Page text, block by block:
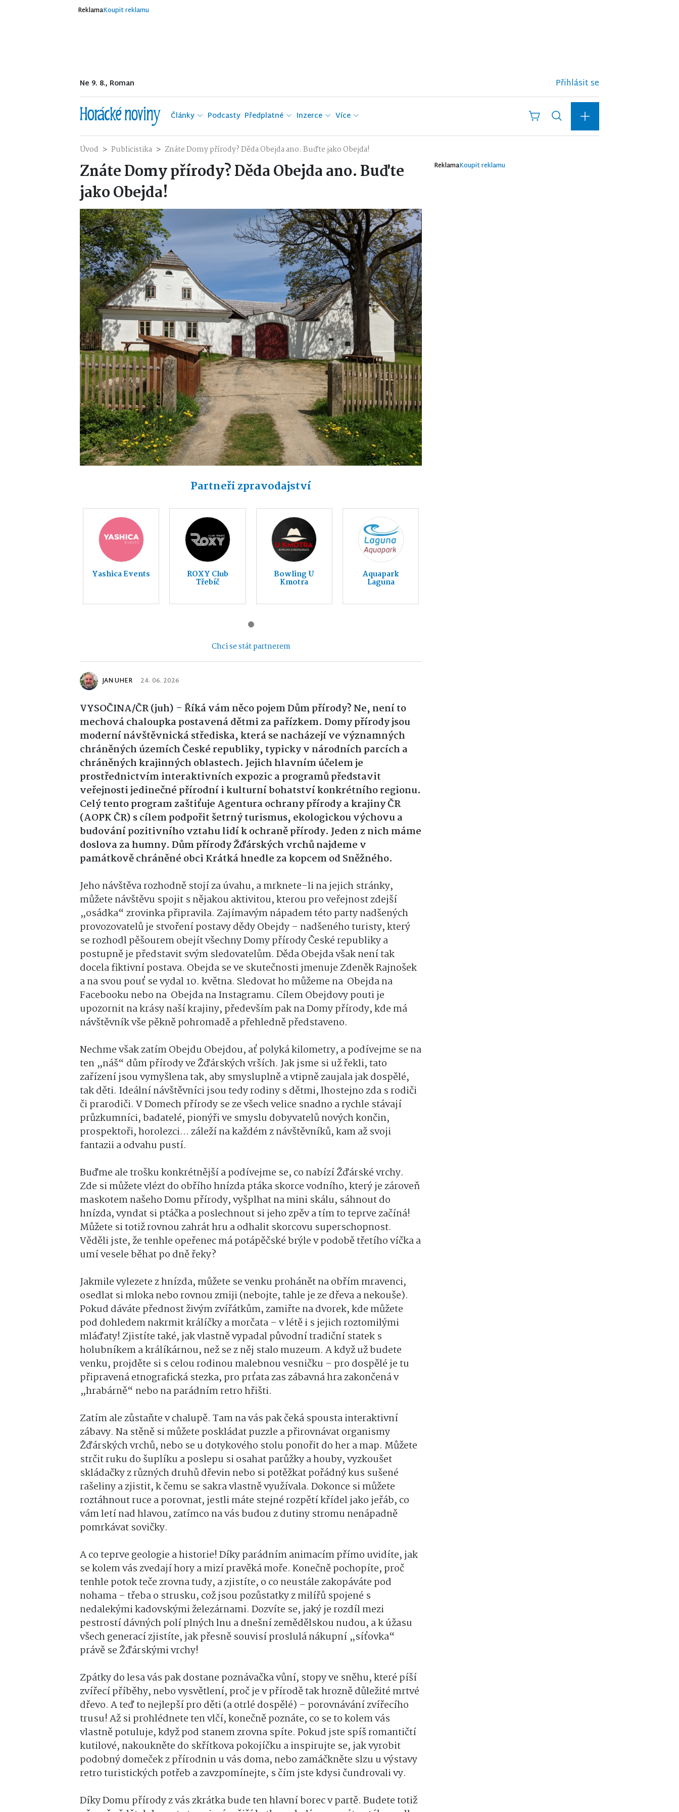
ReklamaKoupit reklamu
Ne 9. 8., Roman Přihlásit se
Články Podcasty Předplatné Inzerce Více
Úvod Publicistika Znáte Domy přírody? Děda Obejda ano. Buďte jako Obejda!
Znáte Domy přírody? Děda Obejda ano. Buďte
jako Obejda!
Partneři zpravodajství
Yashica Events ROXY Club
Třebíč
Bowling U
Kmotra
Aquapark
Laguna
Chci se stát partnerem
JAN UHER 24. 06. 2026
VYSOČINA/ČR (juh) – Říká vám něco pojem Dům přírody? Ne, není to
mechová chaloupka postavená dětmi za pařízkem. Domy přírody jsou
moderní návštěvnická střediska, která se nacházejí ve významných
chráněných územích České republiky, typicky v národních parcích a
chráněných krajinných oblastech. Jejich hlavním účelem je
prostřednictvím interaktivních expozic a programů představit
veřejnosti jedinečné přírodní i kulturní bohatství konkrétního regionu.
Celý tento program zaštiťuje Agentura ochrany přírody a krajiny ČR
(AOPK ČR) s cílem podpořit šetrný turismus, ekologickou výchovu a
budování pozitivního vztahu lidí k ochraně přírody. Jeden z nich máme
doslova za humny. Dům přírody Žďárských vrchů najdeme v
památkově chráněné obci Krátká hnedle za kopcem od Sněžného.
Jeho návštěva rozhodně stojí za úvahu, a mrknete-li na jejich stránky,
můžete návštěvu spojit s nějakou aktivitou, kterou pro veřejnost zdejší
„osádka“ zrovinka připravila. Zajímavým nápadem této party nadšených
provozovatelů je stvoření postavy dědy Obejdy – nadšeného turisty, který
se rozhodl pěšourem obejít všechny Domy přírody České republiky a
postupně je představit svým sledovatelům. Děda Obejda však není tak
docela fiktivní postava. Obejda se ve skutečnosti jmenuje Zdeněk Rajnošek
a na svou pouť se vydal 10. května. Sledovat ho můžeme na Obejda na
Facebooku nebo na Obejda na Instagramu. Cílem Obejdovy pouti je
upozornit na krásy naší krajiny, především pak na Domy přírody, kde má
návštěvník vše pěkně pohromadě a přehledně představeno.
Nechme však zatím Obejdu Obejdou, ať polyká kilometry, a podívejme se na
ten „náš“ dům přírody ve Žďárských vrších. Jak jsme si už řekli, tato
zařízení jsou vymyšlena tak, aby smysluplně a vtipně zaujala jak dospělé,
tak děti. Ideální návštěvníci jsou tedy rodiny s dětmi, lhostejno zda s rodiči
či prarodiči. V Domech přírody se ze všech velice snadno a rychle stávají
průzkumníci, badatelé, pionýři ve smyslu dobyvatelů nových končin,
prospektoři, horolezci… záleží na každém z návštěvníků, kam až svoji
fantazii a odvahu pustí.
Buďme ale trošku konkrétnější a podívejme se, co nabízí Žďárské vrchy.
Zde si můžete vlézt do obřího hnízda ptáka skorce vodního, který je zároveň
maskotem našeho Domu přírody, vyšplhat na mini skálu, sáhnout do
hnízda, vyndat si ptáčka a poslechnout si jeho zpěv a tím to teprve začíná!
Můžete si totiž rovnou zahrát hru a odhalit skorcovu superschopnost.
Věděli jste, že tenhle opeřenec má potápěčské brýle v podobě třetího víčka a
umí vesele běhat po dně řeky?
Jakmile vylezete z hnízda, můžete se venku prohánět na obřím mravenci,
osedlat si mloka nebo rovnou zmiji (nebojte, tahle je ze dřeva a nekouše).
Pokud dáváte přednost živým zvířátkům, zamiřte na dvorek, kde můžete
pod dohledem nakrmit králíčky a morčata – v létě i s jejich roztomilými
mláďaty! Zjistíte také, jak vlastně vypadal původní tradiční statek s
holubníkem a králíkárnou, než se z něj stalo muzeum. A když už budete
venku, projděte si s celou rodinou malebnou vesničku – pro dospělé je tu
připravená etnografická stezka, pro prťata zas zábavná hra zakončená v
„hrabárně“ nebo na parádním retro hřišti.
Zatím ale zůstaňte v chalupě. Tam na vás pak čeká spousta interaktivní
zábavy. Na stěně si můžete poskládat puzzle a přirovnávat organismy
Žďárských vrchů, nebo se u dotykového stolu ponořit do her a map. Můžete
strčit ruku do šuplíku a poslepu si osahat parůžky a houby, vyzkoušet
skládačky z různých druhů dřevin nebo si potěžkat pořádný kus sušené
rašeliny a zjistit, k čemu se sakra vlastně využívala. Dokonce si můžete
roztáhnout ruce a porovnat, jestli máte stejné rozpětí křídel jako jeřáb, co
vám letí nad hlavou, zatímco na vás budou z dutiny stromu nenápadně
pomrkávat sovičky.
A co teprve geologie a historie! Díky parádním animacím přímo uvidíte, jak
se kolem vás zvedají hory a mizí pravěká moře. Konečně pochopíte, proč
tenhle potok teče zrovna tudy, a zjistíte, o co neustále zakopáváte pod
nohama – třeba o strusku, což jsou pozůstatky z milířů spojené s
nedalekými kadovskými železárnami. Dozvíte se, jaký je rozdíl mezi
pestrostí dávných polí plných lnu a dnešní zemědělskou nudou, a k úžasu
všech generací zjistíte, jak přesně souvisí proslulá nákupní „síťovka“
právě se Žďárskými vrchy!
Zpátky do lesa vás pak dostane poznávačka vůní, stopy ve sněhu, které píší
zvířecí příběhy, nebo vysvětlení, proč je v přírodě tak hrozně důležité mrtvé
dřevo. A teď to nejlepší pro děti (a otrlé dospělé) – porovnávání zvířecího
trusu! Až si prohlédnete ten vlčí, konečně poznáte, co se to kolem vás
vlastně potuluje, když pod stanem zrovna spíte. Pokud jste spíš romantičtí
kutilové, nakoukněte do skřítkova pokojíčku a inspirujte se, jak vyrobit
podobný domeček z přírodnin u vás doma, nebo zamáčkněte slzu u výstavy
retro turistických potřeb a zavzpomínejte, s čím jste kdysi čundrovali vy.
Díky Domu přírody z vás zkrátka bude ten hlavní borec v partě. Budete totiž
ReklamaKoupit reklamu